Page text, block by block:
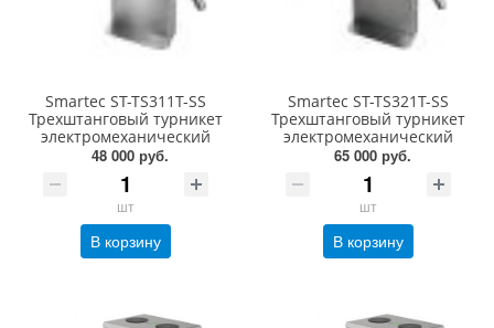
Smartec ST-TS311T-SS
Трехштанговый турникет
электромеханический
48 000 руб.
шт
В корзину
Smartec ST-TS321T-SS
Трехштанговый турникет
электромеханический
65 000 руб.
шт
В корзину